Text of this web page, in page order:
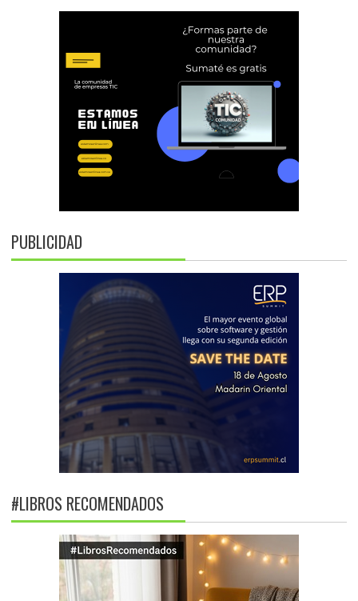
PUBLICIDAD
#LIBROS RECOMENDADOS